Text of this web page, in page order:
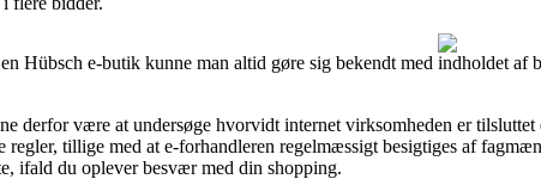
Hübsch e-butik kunne man altid gøre sig bekendt med indholdet af
derfor være at undersøge hvorvidt internet virksomheden er
regler, tillige med at e-forhandleren regelmæssigt besigtiges af
ifald du oplever besvær med din shopping.